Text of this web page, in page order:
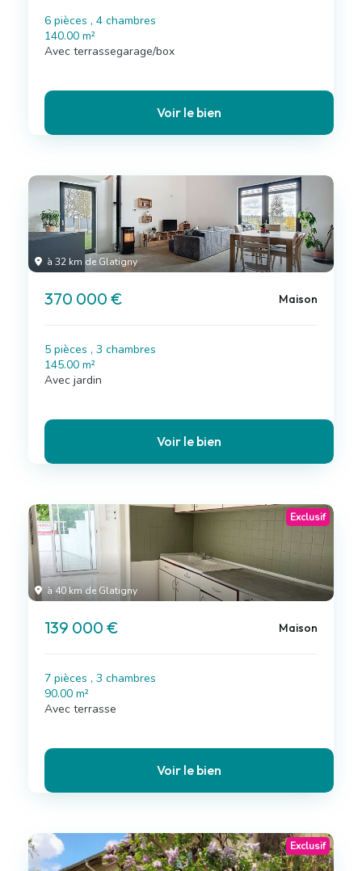
6 pièces , 4 chambres
140.00 m²
Avec terrassegarage/box
Voir le bien
à 32 km de Glatigny
370 000 € Maison
5 pièces , 3 chambres
145.00 m²
Avec jardin
Voir le bien
à 40 km de Glatigny
Exclusif
139 000 € Maison
7 pièces , 3 chambres
90.00 m²
Avec terrasse
Voir le bien
Exclusif